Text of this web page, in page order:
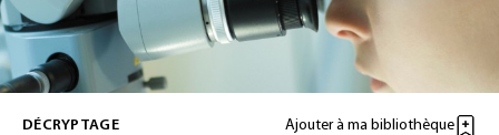
DÉCRYPTAGE Ajouter à ma bibliothèque